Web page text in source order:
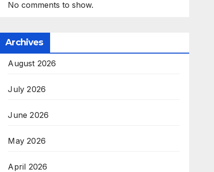
No comments to show.
Archives
August 2026
July 2026
June 2026
May 2026
April 2026